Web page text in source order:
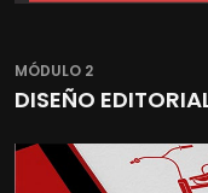
presentaciones y
animaciones 2D y 3D.
MÓDULO 2
DISEÑO